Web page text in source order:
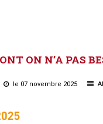
ON N’A PAS
le 07 novembre 2025